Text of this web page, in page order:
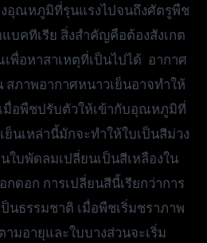
อุณหภูมิที่รุนแรงไปจนถึงศัตรูพืช
บคทีเรีย สิ่งสําคัญคือต้องสังเกต
พื่อหาสาเหตุที่เป็นไปได้ อากาศ
สภาพอากาศหนาวเย็นอาจทําให้
มื่อพืชปรับตัวให้เข้ากับอุณหภูมิที่
นเหล่านี้มักจะทําให้ใบเป็นสีม่วง
ใบพัดลมเปลี่ยนเป็นสีเหลืองใน
ดอก การเปลี่ยนสีนี้เรียกว่าการ
นธรรมชาติ เมื่อพืชเริ่มชราภาพ
มอายุและใบบางส่วนจะเริ่ม